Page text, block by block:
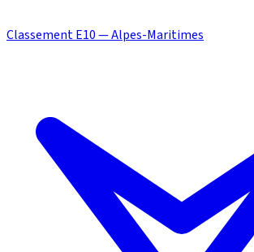
Classement E10 — Alpes-Maritimes